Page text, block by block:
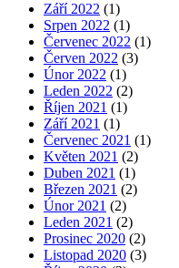
Září 2022 (1)
Srpen 2022 (1)
Červenec 2022 (1)
Červen 2022 (3)
Únor 2022 (1)
Leden 2022 (2)
Říjen 2021 (1)
Září 2021 (1)
Červenec 2021 (1)
Květen 2021 (2)
Duben 2021 (1)
Březen 2021 (2)
Únor 2021 (2)
Leden 2021 (2)
Prosinec 2020 (2)
Listopad 2020 (3)